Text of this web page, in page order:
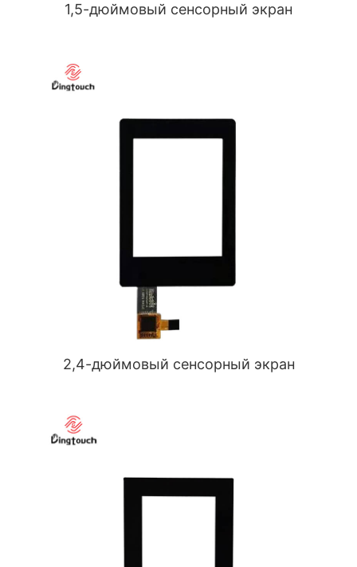
1,5-дюймовый сенсорный экран
2,4-дюймовый сенсорный экран